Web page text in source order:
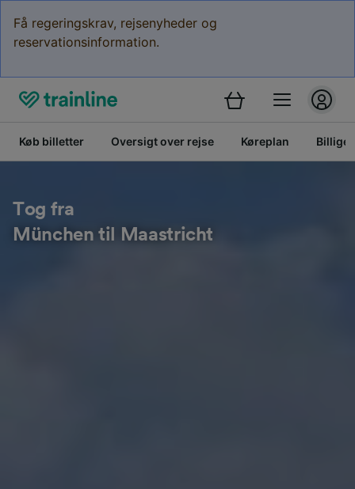
Få regeringskrav, rejsenyheder og
reservationsinformation.
Køb billetter Oversigt over rejse Køreplan Billige
Tog fra
München til Maastricht